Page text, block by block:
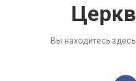
Вы находитесь здесь: